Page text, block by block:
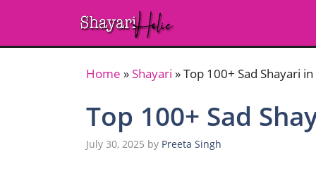
content
Home »Shayari »Top 100+ Sad Shayari
Top 100+ Sad
July 30, 2025 by Preeta Singh